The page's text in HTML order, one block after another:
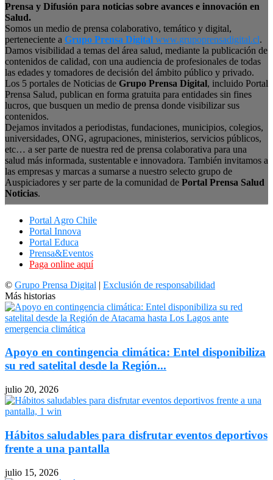
Prensa y Difusión para noticias sobre avances e innovación en
Salud.
Somos un medio de prensa colaborativo, temático y digital,
perteneciente a Grupo Prensa Digital www.grupoprensadigital.cl.
Damos visibilidad a temas del área salud, mediante la publicación de
contenidos de calidad, con una audiencia de profesionales de todas
las edades y tomadores de decisión del ámbito público y privado.
Los 5 portales de Noticias de Grupo Prensa Digital, incluido Portal
Prensa Salud, publican en forma gratuita para entidades sin fines
lucros, que busquen un medio de prensa donde visibilizar sus
contenidos.
Dejamos invitados a periodistas, fundaciones, municipios, colegios,
universidades, ONG, agrupaciones, ministerios, servicios públicos,
etc… a ser parte de nuestra red de prensa colaborativa para una
salud más informada, sustentable e innovadora. También invitamos a
las empresas y marcas a sumarse a nuestro selecto grupo de
Auspiciadores y ser parte de la comunidad de Portal Prensa Salud
Noticias.
Portal Agro Chile
Portal Innova
Portal Educa
Prensa&Eventos
Paga online aquí
© Grupo Prensa Digital | Exclusión de responsabilidad
Más historias
Apoyo en contingencia climática: Entel disponibiliza
su red satelital desde la Región...
julio 20, 2026
Hábitos saludables para disfrutar eventos deportivos
frente a una pantalla
julio 15, 2026